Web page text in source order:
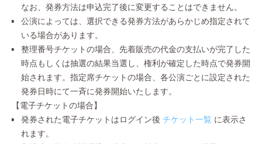
なお、発券方法は申込完了後に変更することはできません。
公演によっては、選択できる発券方法があらかじめ指定されて
いる場合があります。
整理番号チケットの場合、先着販売の代金の支払いが完了した
時点もしくは抽選の結果当選し、権利が確定した時点で発券開
始されます。指定席チケットの場合、各公演ごとに設定された
発券日時にて一斉に発券開始いたします。
【電子チケットの場合】
発券された電子チケットはログイン後 チケット一覧 に表示さ
れます。